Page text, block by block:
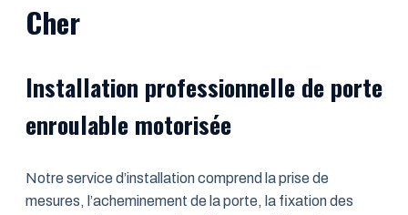
Cher
Installation professionnelle de porte
enroulable motorisée
Notre service d’installation comprend la prise de
mesures, l’acheminement de la porte, la fixation des